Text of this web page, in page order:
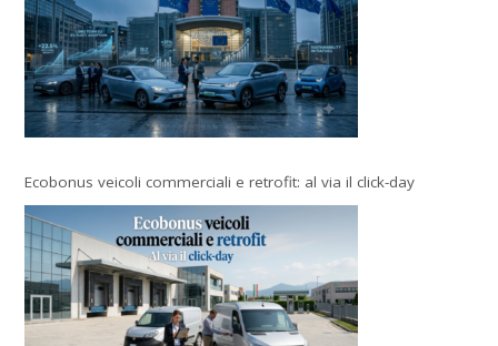
Ecobonus veicoli commerciali e retrofit: al via il click-day